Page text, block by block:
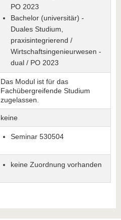
PO 2023
Bachelor (universitär) -
Duales Studium,
praxisintegrierend /
Wirtschaftsingenieurwesen -
dual / PO 2023
Das Modul ist für das
Fachübergreifende Studium
zugelassen.
keine
Seminar 530504
keine Zuordnung vorhanden